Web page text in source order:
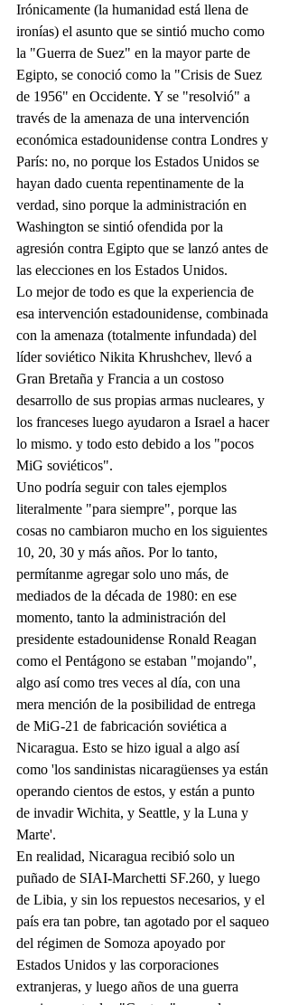
Irónicamente (la humanidad está llena de
ironías) el asunto que se sintió mucho como
la "Guerra de Suez" en la mayor parte de
Egipto, se conoció como la "Crisis de Suez
de 1956" en Occidente. Y se "resolvió" a
través de la amenaza de una intervención
económica estadounidense contra Londres y
París: no, no porque los Estados Unidos se
hayan dado cuenta repentinamente de la
verdad, sino porque la administración en
Washington se sintió ofendida por la
agresión contra Egipto que se lanzó antes de
las elecciones en los Estados Unidos.
Lo mejor de todo es que la experiencia de
esa intervención estadounidense, combinada
con la amenaza (totalmente infundada) del
líder soviético Nikita Khrushchev, llevó a
Gran Bretaña y Francia a un costoso
desarrollo de sus propias armas nucleares, y
los franceses luego ayudaron a Israel a hacer
lo mismo. y todo esto debido a los "pocos
MiG soviéticos".
Uno podría seguir con tales ejemplos
literalmente "para siempre", porque las
cosas no cambiaron mucho en los siguientes
10, 20, 30 y más años. Por lo tanto,
permítanme agregar solo uno más, de
mediados de la década de 1980: en ese
momento, tanto la administración del
presidente estadounidense Ronald Reagan
como el Pentágono se estaban "mojando",
algo así como tres veces al día, con una
mera mención de la posibilidad de entrega
de MiG-21 de fabricación soviética a
Nicaragua. Esto se hizo igual a algo así
como 'los sandinistas nicaragüenses ya están
operando cientos de estos, y están a punto
de invadir Wichita, y Seattle, y la Luna y
Marte'.
En realidad, Nicaragua recibió solo un
puñado de SIAI-Marchetti SF.260, y luego
de Libia, y sin los repuestos necesarios, y el
país era tan pobre, tan agotado por el saqueo
del régimen de Somoza apoyado por
Estados Unidos y las corporaciones
extranjeras, y luego años de una guerra